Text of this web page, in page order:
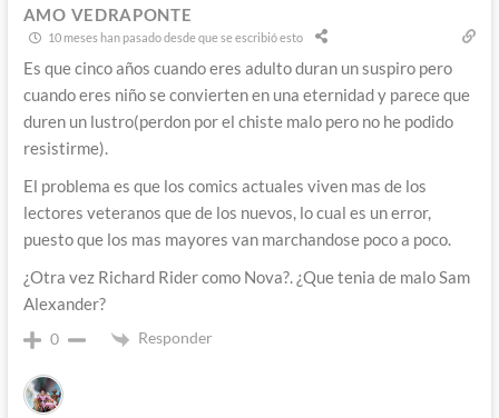
AMO VEDRAPONTE
10 meses han pasado desde que se escribió esto
Es que cinco años cuando eres adulto duran un suspiro pero
cuando eres niño se convierten en una eternidad y parece que
duren un lustro(perdon por el chiste malo pero no he podido
resistirme).
El problema es que los comics actuales viven mas de los
lectores veteranos que de los nuevos, lo cual es un error,
puesto que los mas mayores van marchandose poco a poco.
¿Otra vez Richard Rider como Nova?. ¿Que tenia de malo Sam
Alexander?
0 Responder